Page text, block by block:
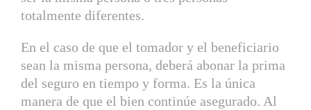
totalmente diferentes.
En el caso de que el tomador y el beneficiario
sean la misma persona, deberá abonar la prima
del seguro en tiempo y forma. Es la única
manera de que el bien continúe asegurado. Al